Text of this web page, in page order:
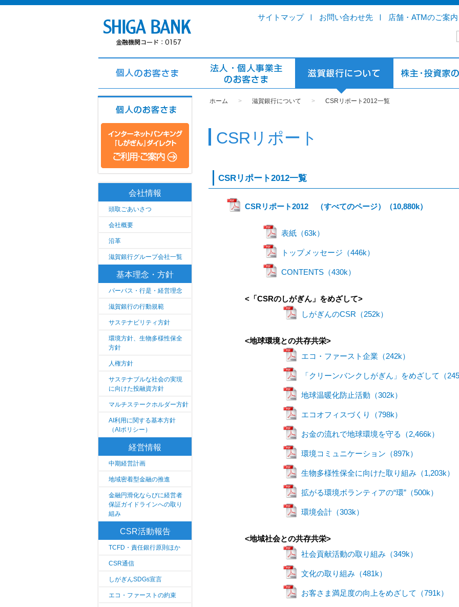
サイトマップ お問い合わせ先 店舗・ATMのご案内
会社情報
頭取ごあいさつ
会社概要
沿革
滋賀銀行グループ会社一覧
基本理念・方針
パーパス・行是・経営理念
滋賀銀行の行動規範
サステナビリティ方針
環境方針、生物多様性保全
方針
人権方針
サステナブルな社会の実現
に向けた投融資方針
マルチステークホルダー方針
AI利用に関する基本方針
（AIポリシー）
経営情報
中期経営計画
地域密着型金融の推進
金融円滑化ならびに経営者
保証ガイドラインへの取り
組み
CSR活動報告
TCFD・責任銀行原則ほか
CSR通信
しがぎんSDGs宣言
エコ・ファーストの約束
ホーム > 滋賀銀行について > CSRリポート2012一覧
CSRリポート
CSRリポート2012一覧
CSRリポート2012 （すべてのページ）（10,880k）
表紙（63k）
トップメッセージ（446k）
CONTENTS（430k）
<「CSRのしがぎん」をめざして>
しがぎんのCSR（252k）
<地球環境との共存共栄>
エコ・ファースト企業（242k）
「クリーンバンクしがぎん」をめざして（
地球温暖化防止活動（302k）
エコオフィスづくり（798k）
お金の流れで地球環境を守る（2,466k）
環境コミュニケーション（897k）
生物多様性保全に向けた取り組み（1,203k）
拡がる環境ボランティアの“環”（500k）
環境会計（303k）
<地域社会との共存共栄>
社会貢献活動の取り組み（349k）
文化の取り組み（481k）
お客さま満足度の向上をめざして（791k）